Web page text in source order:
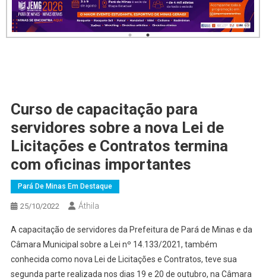
Curso de capacitação para
servidores sobre a nova Lei de
Licitações e Contratos termina
com oficinas importantes
Pará De Minas Em Destaque
25/10/2022 Áthila
A capacitação de servidores da Prefeitura de Pará de Minas e da
Câmara Municipal sobre a Lei nº 14.133/2021, também
conhecida como nova Lei de Licitações e Contratos, teve sua
segunda parte realizada nos dias 19 e 20 de outubro, na Câmara